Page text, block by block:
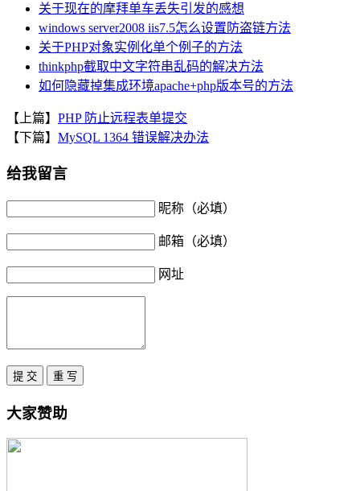
关于现在的摩拜单车丢失引发的感想
windows server2008 iis7.5怎么设置防盗链方法
关于PHP对象实例化单个例子的方法
thinkphp截取中文字符串乱码的解决方法
如何隐藏掉集成环境apache+php版本号的方法
【上篇】 PHP 防止远程表单提交
【下篇】 MySQL 1364 错误解决办法
给我留言
昵称（必填）
邮箱（必填）
网址
大家赞助